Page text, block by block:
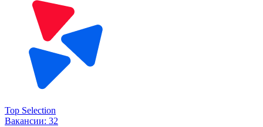
Top Selection
Вакансии: 32